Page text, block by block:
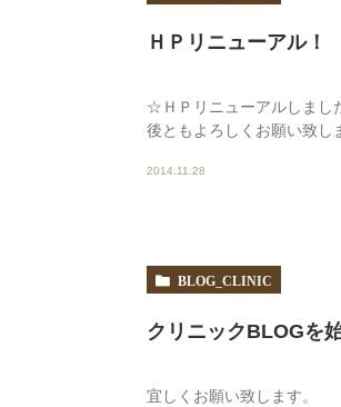
ＨＰリニューアル！
☆ＨＰリニューアルしま
後ともよろしくお願い致
2014.11.28
BLOG_CLINIC
クリニックBLOGを
宜しくお願い致します。